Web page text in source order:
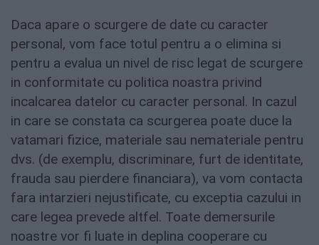
Daca apare o scurgere de date cu caracter
personal, vom face totul pentru a o elimina si
pentru a evalua un nivel de risc legat de scurgere
in conformitate cu politica noastra privind
incalcarea datelor cu caracter personal. In cazul
in care se constata ca scurgerea poate duce la
vatamari fizice, materiale sau nemateriale pentru
dvs. (de exemplu, discriminare, furt de identitate,
frauda sau pierdere financiara), va vom contacta
fara intarzieri nejustificate, cu exceptia cazului in
care legea prevede altfel. Toate demersurile
noastre vor fi luate in deplina cooperare cu